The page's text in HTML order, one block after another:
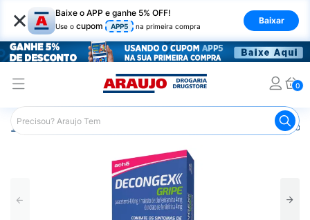
× Baixe o APP e ganhe 5% OFF!
Use o cupom APP5 na primeira compra
Baixar
0
Araujo Medicamentos Remédio para Gripe e Resfriado